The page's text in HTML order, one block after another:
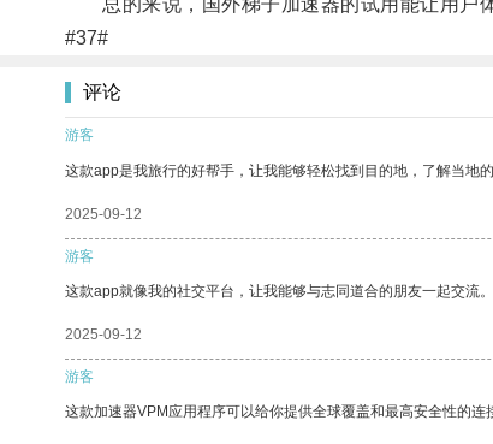
总的来说，国外梯子加速器的试用能让用户体
#37#
评论
游客
这款app是我旅行的好帮手，让我能够轻松找到目的地，了解当地的
2025-09-12
游客
这款app就像我的社交平台，让我能够与志同道合的朋友一起交流。
2025-09-12
游客
这款加速器VPM应用程序可以给你提供全球覆盖和最高安全性的连